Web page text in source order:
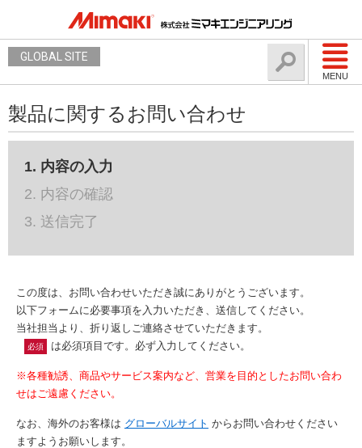
MENU
GLOBAL SITE
製品に関するお問い合わせ
1. 内容の入力
2. 内容の確認
3. 送信完了
この度は、お問い合わせいただき誠にありがとうございます。
以下フォームに必要事項を入力いただき、送信してください。
当社担当より、折り返しご連絡させていただきます。
必須 は必須項目です。必ず入力してください。
※各種勧誘、商品やサービス案内など、営業を目的としたお問い合わ
せはご遠慮ください。
なお、海外のお客様は グローバルサイト からお問い合わせください
ますようお願いします。